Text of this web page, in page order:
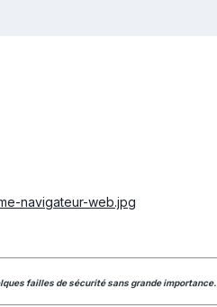
failles de sécurité sans grande importance.